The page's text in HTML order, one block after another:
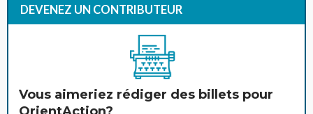
DEVENEZ UN CONTRIBUTEUR
Vous aimeriez rédiger des billets pour